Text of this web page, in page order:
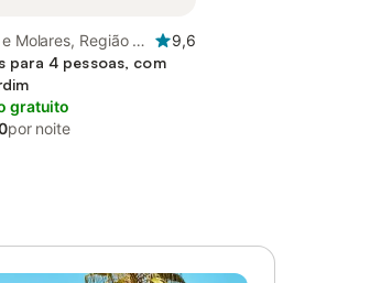
Molares, Região do
9,6
para 4 pessoas, com
gratuito
por noite